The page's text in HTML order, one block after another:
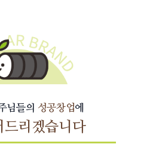
님들의 성공창업에
드리겠습니다